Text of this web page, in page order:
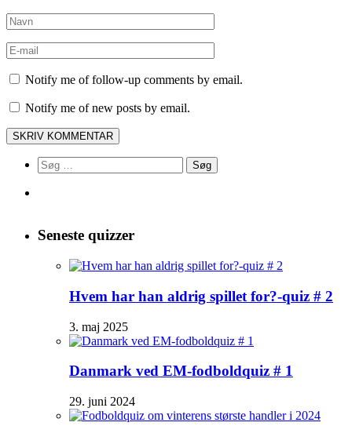
Notify me of follow-up comments by email.
Notify me of new posts by email.
Søg
efter:
Seneste quizzer
Hvem har han aldrig spillet for?-quiz # 2
3. maj 2025
Danmark ved EM-fodboldquiz # 1
29. juni 2024